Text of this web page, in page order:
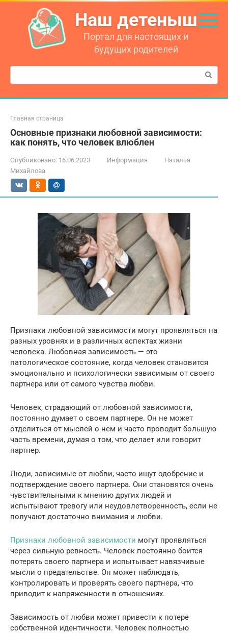
Перейти
контенту
Наш детеныш
Портал для настоящих и
будущих родителей
Поиск:
Главная страница
Основные признаки любовной зависимости:
как понять, что человек влюблен
Опубликовано: 16.06.2023 Информация
Наталья
Михайлова
Признаки любовной зависимости могут проявляться на
разных уровнях и в различных аспектах жизни
человека. Любовная зависимость — это
патологическое состояние, когда человек становится
эмоционально и психологически зависимым от своего
партнера или от самого чувства любви.
Человек, страдающий от любовной зависимости,
постоянно думает о своем партнере. Он не может
отделиться от мыслей о нем и часто проводит большую
часть времени, думая о том, что делает или говорит
партнер.
Люди, зависимые от любви, часто ищут одобрение и
подтверждение своего партнера. Они становятся очень
чувствительными к мнению других людей и
испытывают тревогу или неудовлетворенность, если не
получают достаточно внимания и любви.
Признаки любовной зависимости могут проявляться
через сильную ревность. Человек постоянно боится
потерять своего партнера и испытывает навязчивые
мысли о предательстве. Он может наблюдать,
контролировать и проверять своего партнера, что
приводит к напряженности в отношениях.
Зависимость от любви может привести к потере
собственной идентичности. Человек полностью